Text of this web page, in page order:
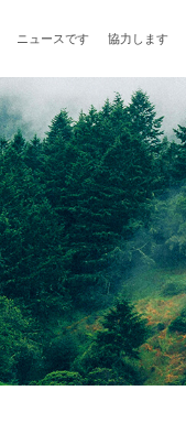
ニュースです 協力します